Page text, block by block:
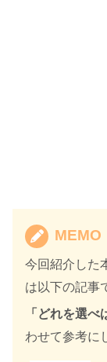
MEMO
今回紹介した
は以下の記事
「どれを選
わせて参考に